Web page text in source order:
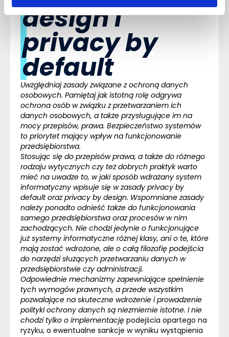
design i
privacy by
default
Uwzględniaj zasady związane z ochroną danych
osobowych. Pamiętaj jak istotną rolę odgrywa
ochrona osób w związku z przetwarzaniem ich
danych osobowych, a także przysługujące im na
mocy przepisów, prawa. Bezpieczeństwo systemów
to priorytet mający wpływ na funkcjonowanie
przedsiębiorstwa.
Stosując się do przepisów prawa, a także do różnego
rodzaju wytycznych czy też dobrych praktyk warto
mieć na uwadze to, w jaki sposób wdrażany system
informatyczny wpisuje się w zasady privacy by
default oraz privacy by design. Wspomniane zasady
należy ponadto odnieść także do funkcjonowania
samego przedsiębiorstwa oraz procesów w nim
zachodzących. Nie chodzi jedynie o funkcjonujące
już systemy informatyczne różnej klasy, ani o te, które
mają zostać wdrożone, ale o całą filozofię podejścia
do narzędzi służących przetwarzaniu danych w
przedsiębiorstwie czy administracji.
Odpowiednie mechanizmy zapewniające spełnienie
tych wymogów prawnych, a przede wszystkim
pozwalające na skuteczne wdrożenie i prowadzenie
polityki ochrony danych są niezmiernie istotne. I nie
chodzi tylko o implementację podejścia opartego na
ryzyku, o ewentualne sankcje w wyniku wystąpienia